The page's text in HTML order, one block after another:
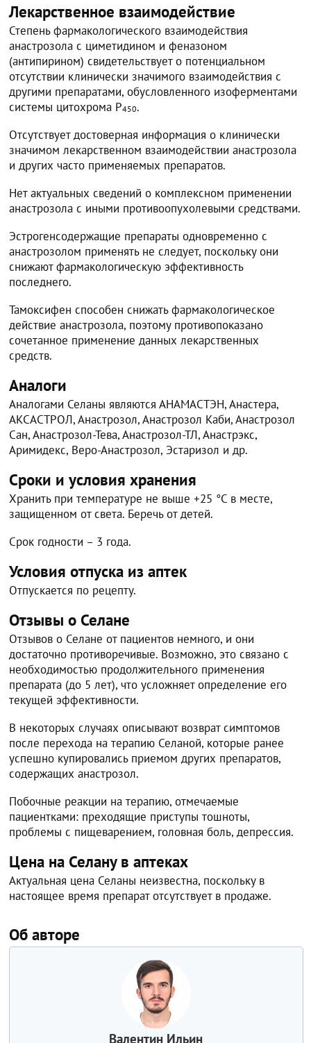
Лекарственное взаимодействие
Степень фармакологического взаимодействия
анастрозола с циметидином и феназоном
(антипирином) свидетельствует о потенциальном
отсутствии клинически значимого взаимодействия с
другими препаратами, обусловленного изоферментами
системы цитохрома P450.
Отсутствует достоверная информация о клинически
значимом лекарственном взаимодействии анастрозола
и других часто применяемых препаратов.
Нет актуальных сведений о комплексном применении
анастрозола с иными противоопухолевыми средствами.
Эстрогенсодержащие препараты одновременно с
анастрозолом применять не следует, поскольку они
снижают фармакологическую эффективность
последнего.
Тамоксифен способен снижать фармакологическое
действие анастрозола, поэтому противопоказано
сочетанное применение данных лекарственных
средств.
Аналоги
Аналогами Селаны являются АНАМАСТЭН, Анастера,
АКСАСТРОЛ, Анастрозол, Анастрозол Каби, Анастрозол
Сан, Анастрозол-Тева, Анастрозол-ТЛ, Анастрэкс,
Аримидекс, Веро-Анастрозол, Эстаризол и др.
Сроки и условия хранения
Хранить при температуре не выше +25 °С в месте,
защищенном от света. Беречь от детей.
Срок годности – 3 года.
Условия отпуска из аптек
Отпускается по рецепту.
Отзывы о Селане
Отзывов о Селане от пациентов немного, и они
достаточно противоречивые. Возможно, это связано с
необходимостью продолжительного применения
препарата (до 5 лет), что усложняет определение его
текущей эффективности.
В некоторых случаях описывают возврат симптомов
после перехода на терапию Селаной, которые ранее
успешно купировались приемом других препаратов,
содержащих анастрозол.
Побочные реакции на терапию, отмечаемые
пациентками: преходящие приступы тошноты,
проблемы с пищеварением, головная боль, депрессия.
Цена на Селану в аптеках
Актуальная цена Селаны неизвестна, поскольку в
настоящее время препарат отсутствует в продаже.
Об авторе
Валентин Ильин